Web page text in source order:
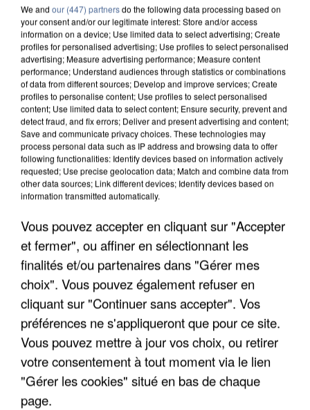
APRÈS TOUTES CES CANICULES, LES REFUGES
DE FAUNE SAUVAGE SONT...
We and our (447) partnersdo the following data processing based on
your consent and/or our legitimate interest: Store and/or access
information on a device; Use limited data to select advertising; Create
profiles for personalised advertising; Use profiles to select personalised
advertising; Measure advertising performance; Measure content
performance; Understand audiences through statistics or combinations
of data from different sources; Develop and improve services; Create
profiles to personalise content; Use profiles to select personalised
content; Use limited data to select content; Ensure security, prevent and
detect fraud, and fix errors; Deliver and present advertising and content;
Save and communicate privacy choices. These technologies may
process personal data such as IP address and browsing data to offer
following functionalities: Identify devices based on information actively
requested; Use precise geolocation data; Match and combine data from
other data sources; Link different devices; Identify devices based on
information transmitted automatically.
Vous pouvez accepter en cliquant sur "Accepter
et fermer", ou affiner en sélectionnant les
finalités et/ou partenaires dans "Gérer mes
choix". Vous pouvez également refuser en
cliquant sur "Continuer sans accepter". Vos
préférences ne s'appliqueront que pour ce site.
Vous pouvez mettre à jour vos choix, ou retirer
votre consentement à tout moment via le lien
"Gérer les cookies" situé en bas de chaque
page.